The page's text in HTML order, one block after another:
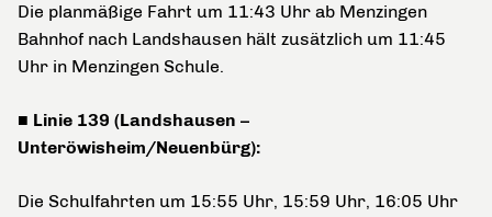
Die planmäßige Fahrt um 11:43 Uhr ab Menzingen
Bahnhof nach Landshausen hält zusätzlich um 11:45
Uhr in Menzingen Schule.
■ Linie 139 (Landshausen –
Unteröwisheim/Neuenbürg):
Die Schulfahrten um 15:55 Uhr, 15:59 Uhr, 16:05 Uhr